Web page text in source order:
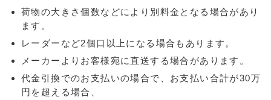
荷物の大きさ個数などにより別料金となる場合があり
ます。
レーダーなど2個口以上になる場合もあります。
メーカーよりお客様宛に直送する場合があります。
代金引換でのお支払いの場合で、お支払い合計が30万
円を超える場合、